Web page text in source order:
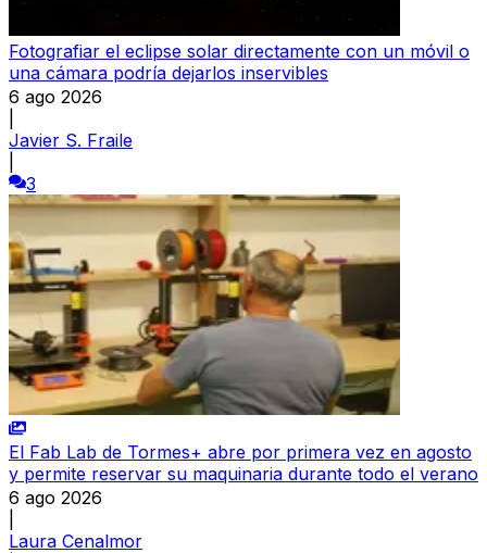
Fotografiar el eclipse solar directamente con un móvil o
una cámara podría dejarlos inservibles
6 ago 2026
Javier S. Fraile
3
El Fab Lab de Tormes+ abre por primera vez en agosto
y permite reservar su maquinaria durante todo el verano
6 ago 2026
Laura Cenalmor